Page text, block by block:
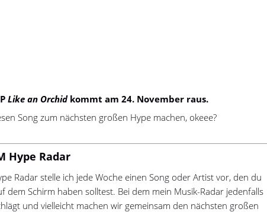
Like an Orchidkommt am 24. November raus.
Song zum nächsten großen Hype machen, okeee?
Hype Radar
Radar stelle ich jede Woche einen Song oder Artist vor, den du
dem Schirm haben solltest. Bei dem mein Musik-Radar jedenfalls
und vielleicht machen wir gemeinsam den nächsten großen